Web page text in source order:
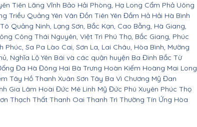
Tiên Lãng Vĩnh Bảo Hải Phòng, Hạ Long Cẩm Phả Uông
Triều Quảng Yên Vân Đồn Tiên Yên Đầm Hả Hải Hà Bình
Quảng Ninh, Lạng Sơn, Bắc Kạn, Cao Bằng, Hà Giang,
Công Thái Nguyên, Việt Trì Phú Thọ, Bắc Giang, Phúc
Phúc, Sa Pa Lào Cai, Sơn La, Lai Châu, Hòa Bình, Mường
Nghĩa Lộ Yên Bái và các quận huyện Ba Đình Bắc Từ
Đa Hà Đông Hai Bà Trưng Hoàn Kiếm Hoàng Mai Long
Tây Hồ Thanh Xuân Sơn Tây Ba Vì Chương Mỹ Đan
Gia Lâm Hoài Đức Mê Linh Mỹ Đức Phú Xuyên Phúc Thọ
Thạch Thất Thanh Oai Thanh Trì Thường Tín Ứng Hòa